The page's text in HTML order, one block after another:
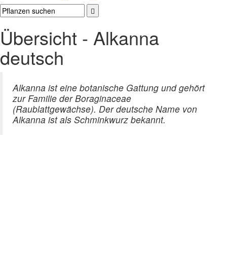
Übersicht - Alkanna
deutsch
Alkanna ist eine botanische Gattung und gehört
zur Familie der Boraginaceae
(Raublattgewächse). Der deutsche Name von
Alkanna ist als Schminkwurz bekannt.